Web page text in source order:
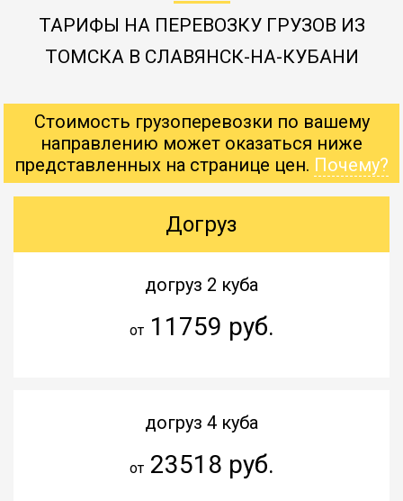
ТАРИФЫ НА ПЕРЕВОЗКУ ГРУЗОВ ИЗ
ТОМСКА В СЛАВЯНСК-НА-КУБАНИ
Стоимость грузоперевозки по вашему
направлению может оказаться ниже
представленных на странице цен. Почему?
Догруз
догруз 2 куба
от11759 руб.
догруз 4 куба
от23518 руб.